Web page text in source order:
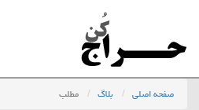
صفحه اصلی بلاگ مطلب